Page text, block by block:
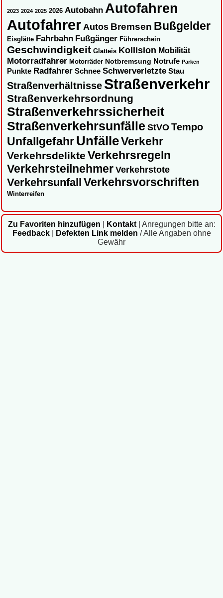
2023 2024 2025 2026 Autobahn Autofahren
AutofahrerAutos Bremsen Bußgelder
Eisglätte Fahrbahn Fußgänger Führerschein
Geschwindigkeit Glatteis Kollision Mobilität
Motorradfahrer Motorräder Notbremsung Notrufe Parken
Punkte Radfahrer Schnee Schwerverletzte Stau
Straßenverhältnisse Straßenverkehr
Straßenverkehrsordnung
Straßenverkehrssicherheit
Straßenverkehrsunfälle StVOTempo
UnfallgefahrUnfälleVerkehr
Verkehrsdelikte Verkehrsregeln
Verkehrsteilnehmer Verkehrstote
Verkehrsunfall Verkehrsvorschriften
Winterreifen
Zu Favoriten hinzufügen Kontakt| Anregungen bitte an:
Feedback| Defekten Link melden / Alle Angaben ohne
Gewähr